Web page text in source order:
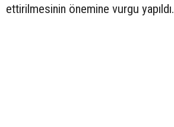
ettirilmesinin önemine vurgu yapıldı.